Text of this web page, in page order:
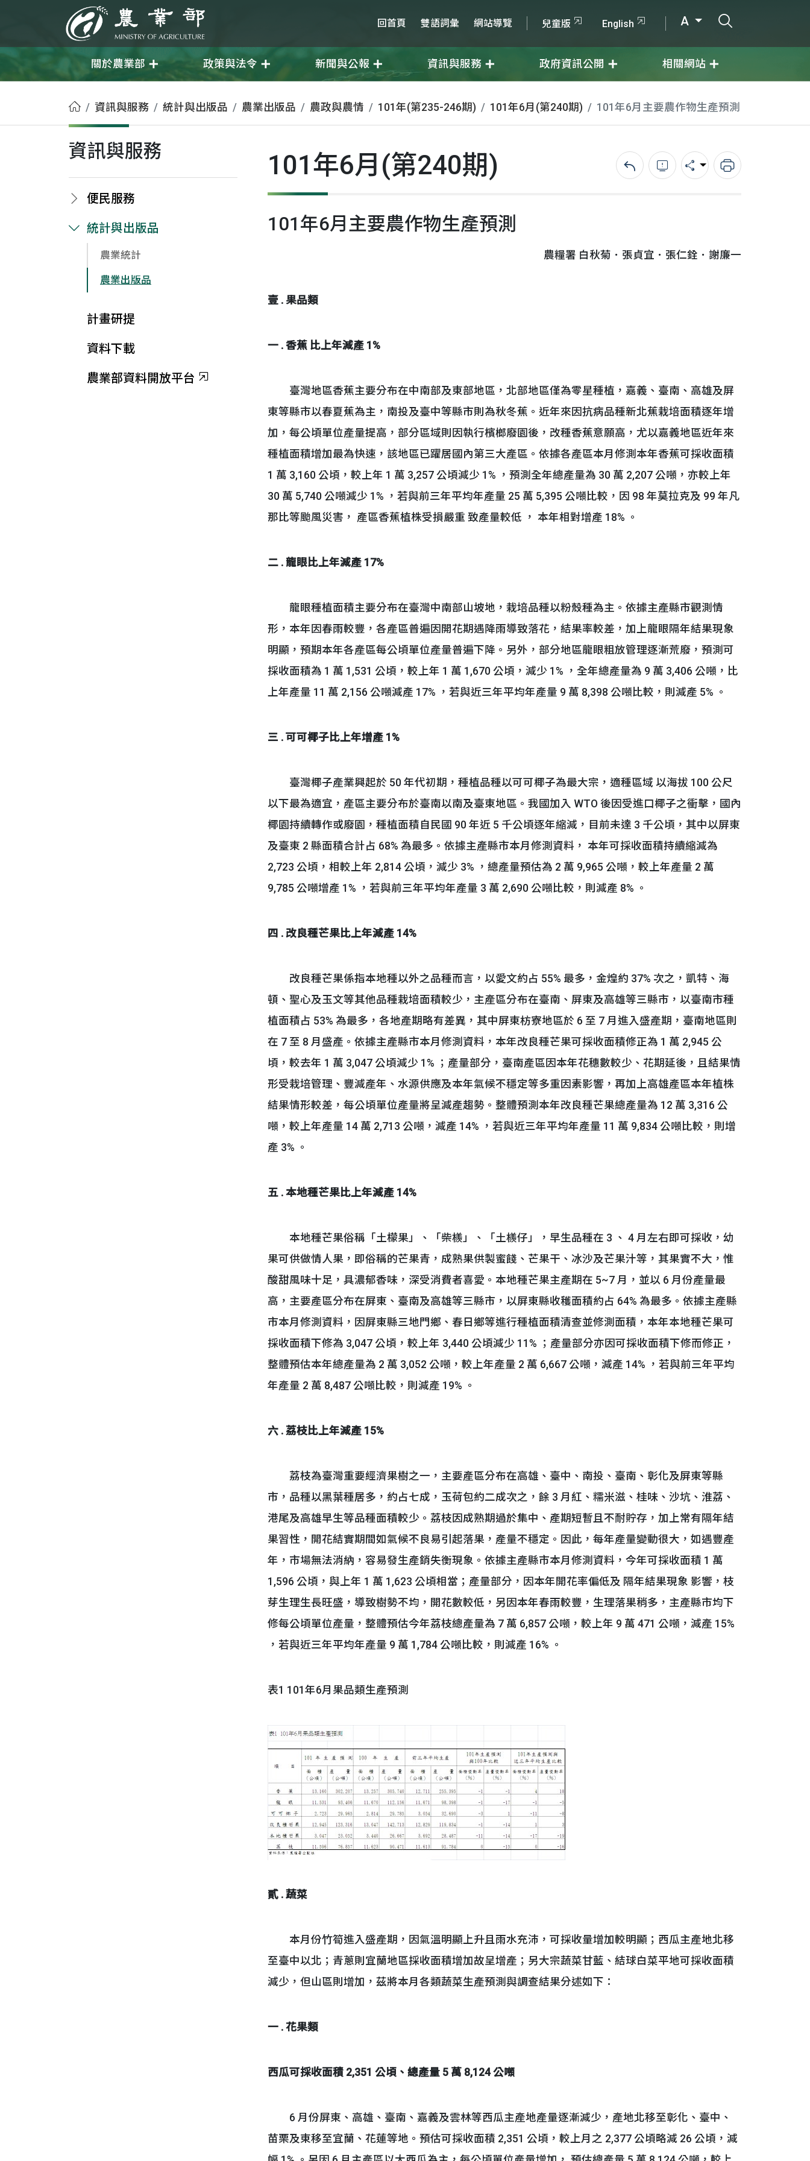
農業部 回首頁 雙語詞彙 網站導覽 兒童版 English A
關於農業部 政策與法令 新聞與公報 資訊與服務 政府資訊公開 相關網站
首頁資訊與服務 統計與出版品 農業出版品 農政與農情 101年(第235-246期) 101年6月(第240期) 101年6月主要農作物生產預測
資訊與服務
便民服務
統計與出版品
農業統計
農業出版品
計畫研提
資料下載
農業部資料開放平台
101年6月(第240期) 回上一頁錯誤回報分享 列印
101年6月主要農作物生產預測
農糧署 白秋菊．張貞宜．張仁銓．謝廉一
壹 . 果品類
一 . 香蕉 比上年減產 1%
臺灣地區香蕉主要分布在中南部及東部地區，北部地區僅為零星種植，嘉義、臺南、高雄及屏
東等縣市以春夏蕉為主，南投及臺中等縣市則為秋冬蕉。近年來因抗病品種新北蕉栽培面積逐年增
加，每公頃單位產量提高，部分區域則因執行檳榔廢園後，改種香蕉意願高，尤以嘉義地區近年來
種植面積增加最為快速，該地區已躍居國內第三大產區。依據各產區本月修測本年香蕉可採收面積
1 萬 3,160 公頃，較上年 1 萬 3,257 公頃減少 1% ，預測全年總產量為 30 萬 2,207 公噸，亦較上年
30 萬 5,740 公噸減少 1% ，若與前三年平均年產量 25 萬 5,395 公噸比較，因 98 年莫拉克及 99 年凡
那比等颱風災害， 產區香蕉植株受損嚴重 致產量較低 ， 本年相對增產 18% 。
二 . 龍眼比上年減產 17%
龍眼種植面積主要分布在臺灣中南部山坡地，栽培品種以粉殼種為主。依據主產縣市觀測情
形，本年因春雨較豐，各產區普遍因開花期遇降雨導致落花，結果率較差，加上龍眼隔年結果現象
明顯，預期本年各產區每公頃單位產量普遍下降。另外，部分地區龍眼粗放管理逐漸荒廢，預測可
採收面積為 1 萬 1,531 公頃，較上年 1 萬 1,670 公頃，減少 1% ，全年總產量為 9 萬 3,406 公噸，比
上年產量 11 萬 2,156 公噸減產 17% ，若與近三年平均年產量 9 萬 8,398 公噸比較，則減產 5% 。
三 . 可可椰子比上年增產 1%
臺灣椰子產業興起於 50 年代初期，種植品種以可可椰子為最大宗，適種區域 以海拔 100 公尺
以下最為適宜，產區主要分布於臺南以南及臺東地區。我國加入 WTO 後因受進口椰子之衝擊，國內
椰園持續轉作或廢園，種植面積自民國 90 年近 5 千公頃逐年縮減，目前未達 3 千公頃，其中以屏東
及臺東 2 縣面積合計占 68% 為最多。依據主產縣市本月修測資料， 本年可採收面積持續縮減為
2,723 公頃，相較上年 2,814 公頃，減少 3% ，總產量預估為 2 萬 9,965 公噸，較上年產量 2 萬
9,785 公噸增產 1% ，若與前三年平均年產量 3 萬 2,690 公噸比較，則減產 8% 。
四 . 改良種芒果比上年減產 14%
改良種芒果係指本地種以外之品種而言，以愛文約占 55% 最多，金煌約 37% 次之，凱特、海
頓、聖心及玉文等其他品種栽培面積較少，主產區分布在臺南、屏東及高雄等三縣市，以臺南市種
植面積占 53% 為最多，各地產期略有差異，其中屏東枋寮地區於 6 至 7 月進入盛產期，臺南地區則
在 7 至 8 月盛產。依據主產縣市本月修測資料，本年改良種芒果可採收面積修正為 1 萬 2,945 公
頃，較去年 1 萬 3,047 公頃減少 1% ；產量部分，臺南產區因本年花穗數較少、花期延後，且結果情
形受栽培管理、豐減產年、水源供應及本年氣候不穩定等多重因素影響，再加上高雄產區本年植株
結果情形較差，每公頃單位產量將呈減產趨勢。整體預測本年改良種芒果總產量為 12 萬 3,316 公
噸，較上年產量 14 萬 2,713 公噸，減產 14% ，若與近三年平均年產量 11 萬 9,834 公噸比較，則增
產 3% 。
五 . 本地種芒果比上年減產 14%
本地種芒果俗稱「土檬果」、「柴檨」、「土檨仔」，早生品種在 3 、 4 月左右即可採收，幼
果可供做情人果，即俗稱的芒果青，成熟果供製蜜餞、芒果干、冰沙及芒果汁等，其果實不大，惟
酸甜風味十足，具濃郁香味，深受消費者喜愛。本地種芒果主產期在 5~7 月，並以 6 月份產量最
高，主要產區分布在屏東、臺南及高雄等三縣市，以屏東縣收穫面積約占 64% 為最多。依據主產縣
市本月修測資料，因屏東縣三地門鄉、春日鄉等進行種植面積清查並修測面積，本年本地種芒果可
採收面積下修為 3,047 公頃，較上年 3,440 公頃減少 11% ；產量部分亦因可採收面積下修而修正，
整體預估本年總產量為 2 萬 3,052 公噸，較上年產量 2 萬 6,667 公噸，減產 14% ，若與前三年平均
年產量 2 萬 8,487 公噸比較，則減產 19% 。
六 . 荔枝比上年減產 15%
荔枝為臺灣重要經濟果樹之一，主要產區分布在高雄、臺中、南投、臺南、彰化及屏東等縣
市，品種以黑葉種居多，約占七成，玉荷包約二成次之，餘 3 月紅、糯米滋、桂味、沙坑、淮荔、
港尾及高雄早生等品種面積較少。荔枝因成熟期過於集中、產期短暫且不耐貯存，加上常有隔年結
果習性，開花結實期間如氣候不良易引起落果，產量不穩定。因此，每年產量變動很大，如遇豐產
年，市場無法消納，容易發生產銷失衡現象。依據主產縣市本月修測資料，今年可採收面積 1 萬
1,596 公頃，與上年 1 萬 1,623 公頃相當；產量部分，因本年開花率偏低及 隔年結果現象 影響，枝
芽生理生長旺盛，導致樹勢不均，開花數較低，另因本年春雨較豐，生理落果稍多，主產縣市均下
修每公頃單位產量，整體預估今年荔枝總產量為 7 萬 6,857 公噸，較上年 9 萬 471 公噸，減產 15%
，若與近三年平均年產量 9 萬 1,784 公噸比較，則減產 16% 。
表1 101年6月果品類生產預測
貳 . 蔬菜
本月份竹筍進入盛產期，因氣溫明顯上升且雨水充沛，可採收量增加較明顯；西瓜主產地北移
至臺中以北；青蔥則宜蘭地區採收面積增加故呈增產；另大宗蔬菜甘藍、結球白菜平地可採收面積
減少，但山區則增加，茲將本月各類蔬菜生產預測與調查結果分述如下：
一 . 花果類
西瓜可採收面積 2,351 公頃、總產量 5 萬 8,124 公噸
6 月份屏東、高雄、臺南、嘉義及雲林等西瓜主產地產量逐漸減少，產地北移至彰化、臺中、
苗栗及東移至宜蘭、花蓮等地。預估可採收面積 2,351 公頃，較上月之 2,377 公頃略減 26 公頃，減